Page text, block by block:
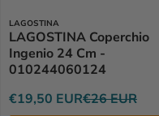
LAGOSTINA
LAGOSTINA Coperchio
Ingenio 24 Cm -
010244060124
€19,50 EUR€26 EUR